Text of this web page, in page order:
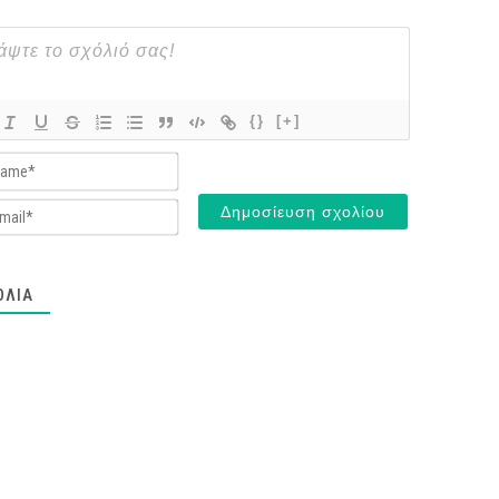
{} [+]
Name*
Email*